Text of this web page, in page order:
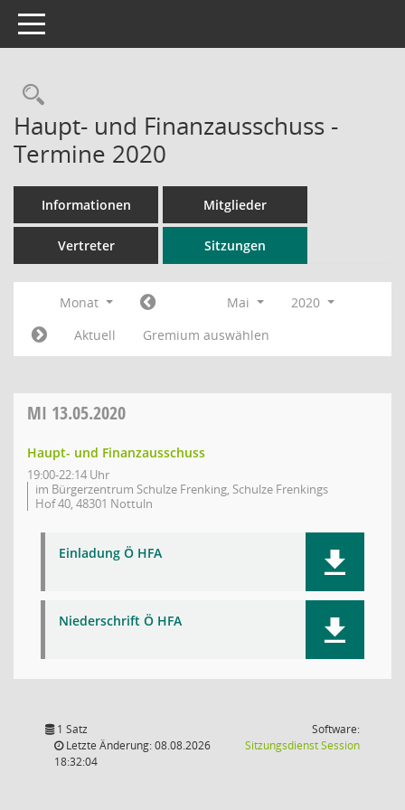
Toggle navigation
Rechercheauswahl
Haupt- und Finanzausschuss -
Termine 2020
Informationen Mitglieder
Vertreter Sitzungen
Monat Mai
2020
Aktuell
Gremium auswählen
MI 13.05.2020
Haupt- und Finanzausschuss
19:00-22:14 Uhr
im Bürgerzentrum Schulze Frenking, Schulze Frenkings
Hof 40, 48301 Nottuln
Einladung Ö HFA
Niederschrift Ö HFA
1 Satz
Letzte Änderung: 08.08.2026
18:32:04
Software:
SitzungsdienstSession(Wird in